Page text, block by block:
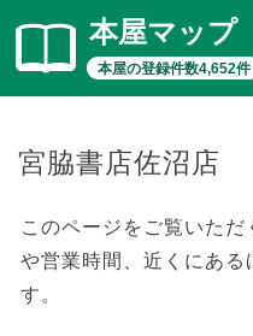
本屋マップ
本屋の登録件数4,652件
宮脇書店佐沼店
このページをご覧いた
や営業時間、近くにある
す。